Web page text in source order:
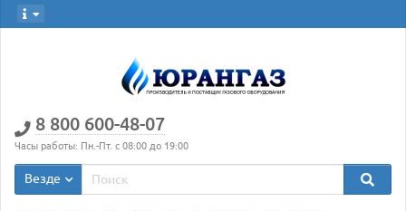
8 800 600-48-07
Часы работы: Пн.-Пт. с 08:00 до 19:00
Везде